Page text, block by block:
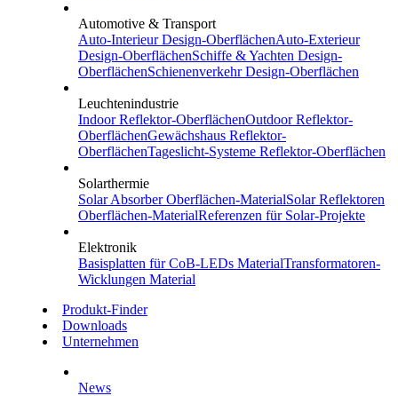
Automotive & Transport
Auto-InterieurDesign-OberflächenAuto-Exterieur
Design-OberflächenSchiffe & Yachten Design-
OberflächenSchienenverkehrDesign-Oberflächen
Leuchtenindustrie
IndoorReflektor-OberflächenOutdoorReflektor-
OberflächenGewächshaus Reflektor-
OberflächenTageslicht-Systeme Reflektor-Oberflächen
Solarthermie
Solar AbsorberOberflächen-MaterialSolar Reflektoren
Oberflächen-MaterialReferenzen für Solar-Projekte
Elektronik
Basisplatten für CoB-LEDs MaterialTransformatoren-
Wicklungen Material
Produkt-Finder
Downloads
Unternehmen
News